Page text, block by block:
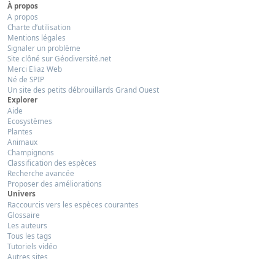
À propos
A propos
Charte d’utilisation
Mentions légales
Signaler un problème
Site clôné sur Géodiversité.net
Merci Eliaz Web
Né de SPIP
Un site des petits débrouillards Grand Ouest
Explorer
Aide
Ecosystèmes
Plantes
Animaux
Champignons
Classification des espèces
Recherche avancée
Proposer des améliorations
Univers
Raccourcis vers les espèces courantes
Glossaire
Les auteurs
Tous les tags
Tutoriels vidéo
Autres sites